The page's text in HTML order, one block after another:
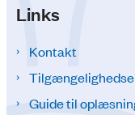
Links
Kontakt
Guide til